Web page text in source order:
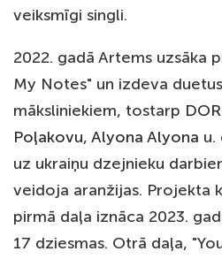
veiksmīgi singli.
2022. gadā Artems uzsāka
My Notes" un izdeva
māksliniekiem, tostarp
Poļakovu, Alyona Alyona u.
uz ukraiņu dzejnieku
veidoja aranžijas. Projekta
pirmā daļa iznāca 2023.
17 dziesmas. Otrā daļa,